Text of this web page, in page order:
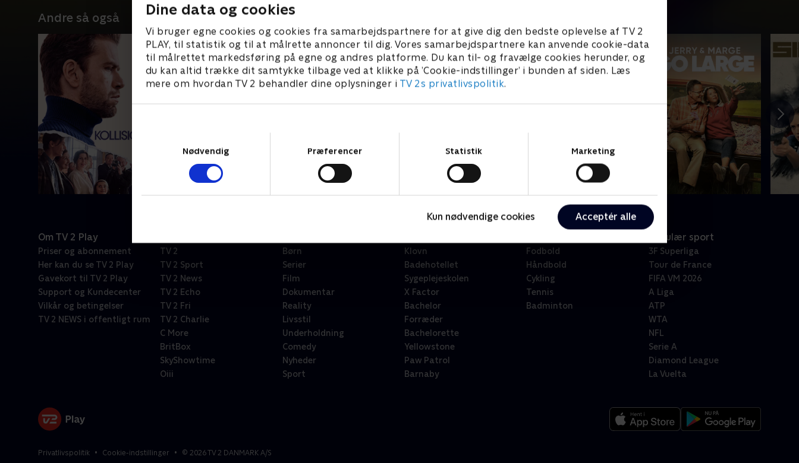
Dine data og cookies
Vi bruger egne cookies og cookies fra samarbejdspartnere for at give dig den bedste oplevelse af TV 2
PLAY, til statistik og til at målrette annoncer til dig. Vores samarbejdspartnere kan anvende cookie-data
til målrettet markedsføring på egne og andres platforme. Du kan til- og fravælge cookies herunder, og
du kan altid trække dit samtykke tilbage ved at klikke på ’Cookie-indstillinger’ i bunden af siden. Læs
mere om hvordan TV 2 behandler dine oplysninger i TV 2s privatlivspolitik.
Nødvendig
Præferencer Statistik Marketing
Kun nødvendige cookies Acceptér alle
Andre så også
Om TV 2 Play
Priser og abonnement
Her kan du se TV 2 Play
Gavekort til TV 2 Play
Support og Kundecenter
Vilkår og betingelser
TV 2 NEWS i offentligt rum
TV 2
TV 2 Sport
TV 2 News
TV 2 Echo
TV 2 Fri
TV 2 Charlie
C More
BritBox
SkyShowtime
Oiii
Børn
Serier
Film
Dokumentar
Reality
Livsstil
Underholdning
Comedy
Nyheder
Sport
Klovn
Badehotellet
Sygeplejeskolen
X Factor
Bachelor
Forræder
Bachelorette
Yellowstone
Paw Patrol
Barnaby
Fodbold
Håndbold
Cykling
Tennis
Badminton
Populær sport
3F Superliga
Tour de France
FIFA VM 2026
A Liga
ATP
WTA
NFL
Serie A
Diamond League
La Vuelta
Privatlivspolitik Cookie-indstillinger © 2026TV 2 DANMARK A/S